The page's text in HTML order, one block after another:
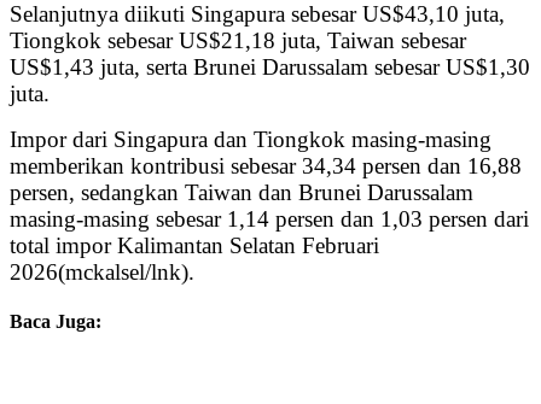
Selanjutnya diikuti Singapura sebesar US$43,10 juta,
Tiongkok sebesar US$21,18 juta, Taiwan sebesar
US$1,43 juta, serta Brunei Darussalam sebesar US$1,30
juta.
Impor dari Singapura dan Tiongkok masing-masing
memberikan kontribusi sebesar 34,34 persen dan 16,88
persen, sedangkan Taiwan dan Brunei Darussalam
masing-masing sebesar 1,14 persen dan 1,03 persen dari
total impor Kalimantan Selatan Februari
2026(mckalsel/lnk).
Baca Juga: